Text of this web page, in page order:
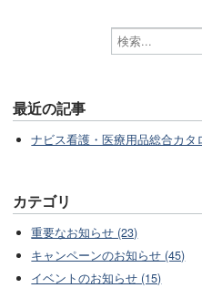
最近の記事
ナビス看護・医療用品総合カタ
カテゴリ
重要なお知らせ (23)
キャンペーンのお知らせ (45)
イベントのお知らせ (15)